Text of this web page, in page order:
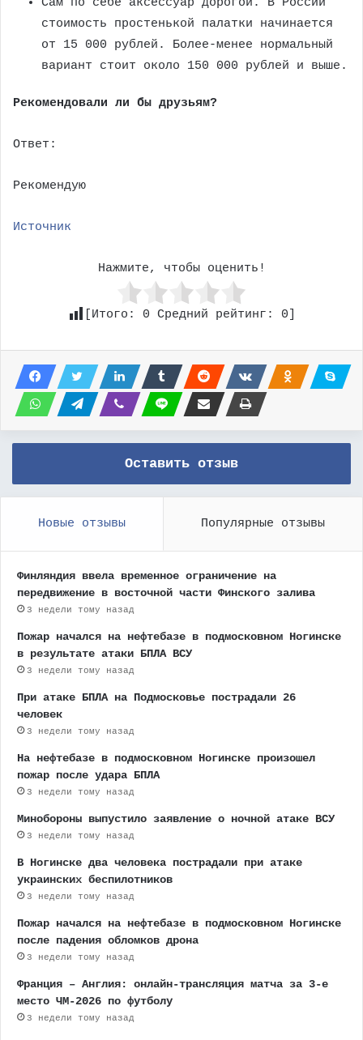
стоимость простенькой палатки начинается
от 15 000 рублей. Более-менее нормальный
вариант стоит около 150 000 рублей и выше.
Рекомендовали ли бы друзьям?
Ответ:
Рекомендую
Источник
Нажмите, чтобы оценить!
[Итого: 0 Средний рейтинг: 0
Оставить отзыв
Новые отзывы Популярные отзывы
Финляндия ввела временное ограничение на
передвижение в восточной части Финского залива
3 недели тому назад
Пожар начался на нефтебазе в подмосковном Ногинске
в результате атаки БПЛА ВСУ
3 недели тому назад
При атаке БПЛА на Подмосковье пострадали 26
человек
3 недели тому назад
На нефтебазе в подмосковном Ногинске произошел
пожар после удара БПЛА
3 недели тому назад
Минобороны выпустило заявление о ночной атаке ВСУ
3 недели тому назад
В Ногинске два человека пострадали при атаке
украинских беспилотников
3 недели тому назад
Пожар начался на нефтебазе в подмосковном Ногинске
после падения обломков дрона
3 недели тому назад
Франция – Англия: онлайн-трансляция матча за 3-е
место ЧМ-2026 по футболу
3 недели тому назад